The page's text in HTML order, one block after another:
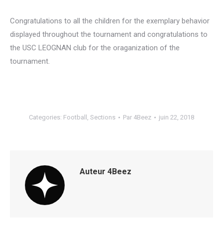
Congratulations to all the children for the exemplary behavior
displayed throughout the tournament and congratulations to
the USC LEOGNAN club for the oraganization of the
tournament.
Categories: Football , Sections Par 4Beez juin 22, 2018
Auteur 4Beez